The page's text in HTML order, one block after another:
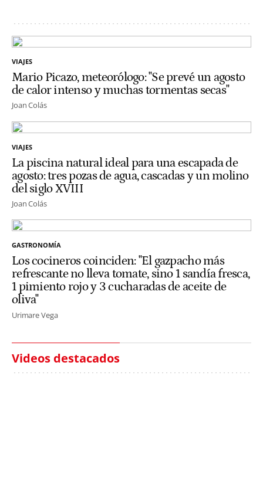
VIAJES
Mario Picazo, meteorólogo: "Se prevé un agosto
de calor intenso y muchas tormentas secas"
Joan Colás
VIAJES
La piscina natural ideal para una escapada de
agosto: tres pozas de agua, cascadas y un molino
del siglo XVIII
Joan Colás
GASTRONOMÍA
Los cocineros coinciden: "El gazpacho más
refrescante no lleva tomate, sino 1 sandía fresca,
1 pimiento rojo y 3 cucharadas de aceite de
oliva"
Urimare Vega
Videos destacados